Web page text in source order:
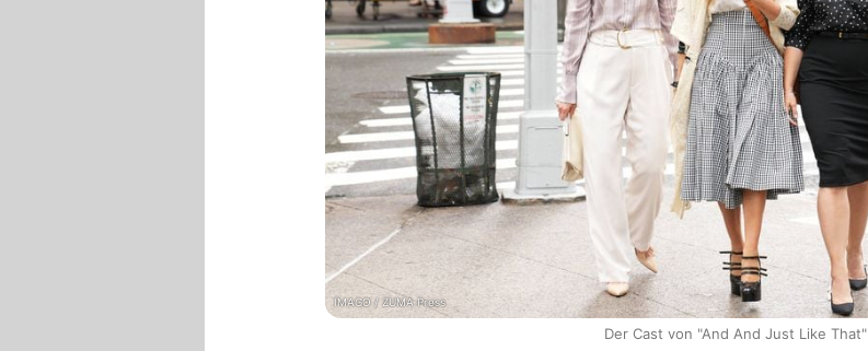
IMAGO / ZUMA Press
Der Cast von "And And Just Like That"